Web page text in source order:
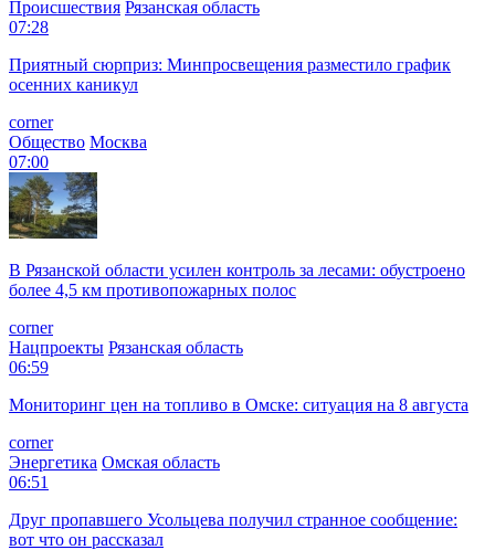
Происшествия Рязанская область
07:28
Приятный сюрприз: Минпросвещения разместило график
осенних каникул
corner
Общество Москва
07:00
В Рязанской области усилен контроль за лесами: обустроено
более 4,5 км противопожарных полос
corner
Нацпроекты Рязанская область
06:59
Мониторинг цен на топливо в Омске: ситуация на 8 августа
corner
Энергетика Омская область
06:51
Друг пропавшего Усольцева получил странное сообщение:
вот что он рассказал